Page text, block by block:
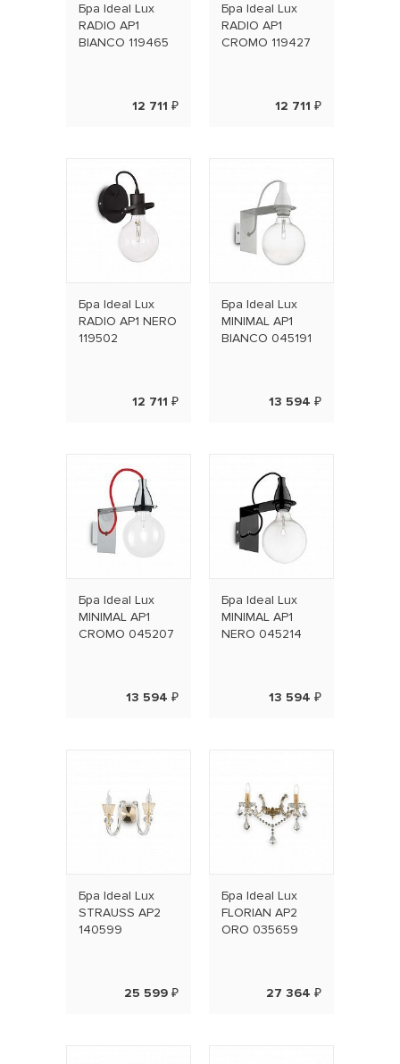
Бра Ideal Lux
RADIO AP1
BIANCO 119465
12 711 ₽
Бра Ideal Lux
RADIO AP1
CROMO 119427
12 711 ₽
Бра Ideal Lux
RADIO AP1 NERO
119502
12 711 ₽
Бра Ideal Lux
MINIMAL AP1
BIANCO 045191
13 594 ₽
Бра Ideal Lux
MINIMAL AP1
CROMO 045207
13 594 ₽
Бра Ideal Lux
MINIMAL AP1
NERO 045214
13 594 ₽
Бра Ideal Lux
STRAUSS AP2
140599
25 599 ₽
Бра Ideal Lux
FLORIAN AP2
ORO 035659
27 364 ₽